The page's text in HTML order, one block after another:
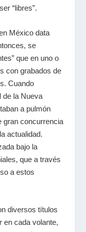
“libres”.
México data
se
que en uno o
con grabados de
Cuando
de la Nueva
a pulmón
gran concurrencia
actualidad.
bajo la
que a través
a estos
diversos títulos
en cada volante,